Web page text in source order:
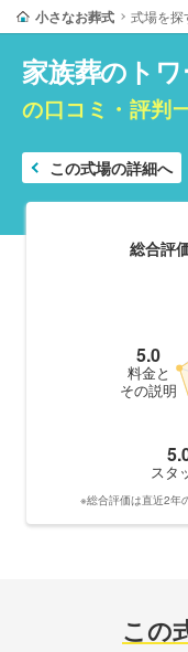
小さなお葬式 式場を探
家族葬のト
の口コミ・評判
この式場の詳細へ
総合評
スタ
5.0
料金と
その説明
※総合評価は直近2年
この